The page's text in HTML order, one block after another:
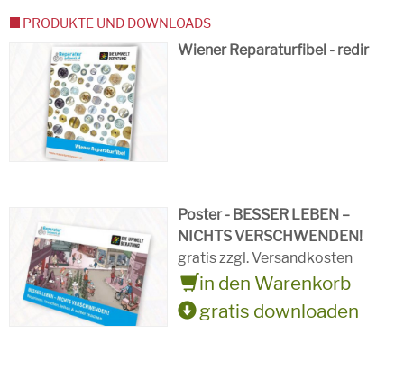
PRODUKTE UND DOWNLOADS
Wiener Reparaturfibel - redir
Poster - BESSER LEBEN –
NICHTS VERSCHWENDEN!
gratis zzgl. Versandkosten
in den Warenkorb
gratis downloaden